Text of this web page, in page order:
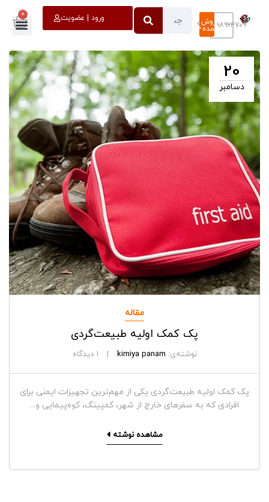
۰۹۳۹۸۹۶۴۷۰۹
فروش
عمده
ورود | عضویت 0
20
دسامبر
مقاله
پک کمک اولیه طبیعت‌گردی
نوشته‌ی: kimiya panam دیدگاه
پک کمک اولیه طبیعت‌گردی یکی از مهم‌ترین تجهیزات ایمنی برای
افرادی که به سفرهای خارج از شهر، کمپینگ، کوه‌پیمایی و...
مشاهده نوشته